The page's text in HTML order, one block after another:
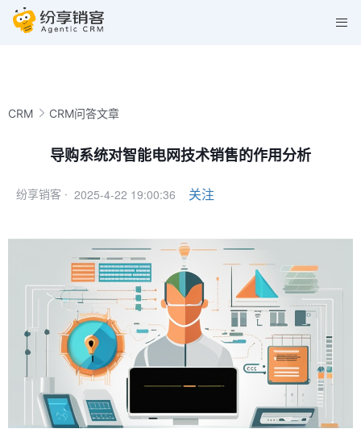
CRM CRM问答文章
导购系统对智能电网技术销售的作用分析
纷享销客 · 2025-4-22 19:00:36 关注